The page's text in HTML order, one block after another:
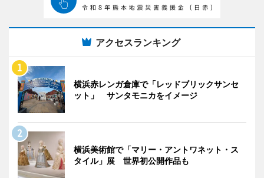
アクセスランキング
横浜赤レンガ倉庫で「レッドブリックサンセ
ット」 サンタモニカをイメージ
横浜美術館で「マリー・アントワネット・ス
タイル」展 世界初公開作品も